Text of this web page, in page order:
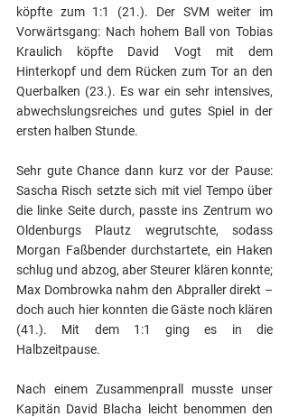
köpfte zum 1:1 (21.). Der SVM weiter im
Vorwärtsgang: Nach hohem Ball von Tobias
Kraulich köpfte David Vogt mit dem
Hinterkopf und dem Rücken zum Tor an den
Querbalken (23.). Es war ein sehr intensives,
abwechslungsreiches und gutes Spiel in der
ersten halben Stunde.
Sehr gute Chance dann kurz vor der Pause:
Sascha Risch setzte sich mit viel Tempo über
die linke Seite durch, passte ins Zentrum wo
Oldenburgs Plautz wegrutschte, sodass
Morgan Faßbender durchstartete, ein Haken
schlug und abzog, aber Steurer klären konnte;
Max Dombrowka nahm den Abpraller direkt –
doch auch hier konnten die Gäste noch klären
(41.). Mit dem 1:1 ging es in die
Halbzeitpause.
Nach einem Zusammenprall musste unser
Kapitän David Blacha leicht benommen den